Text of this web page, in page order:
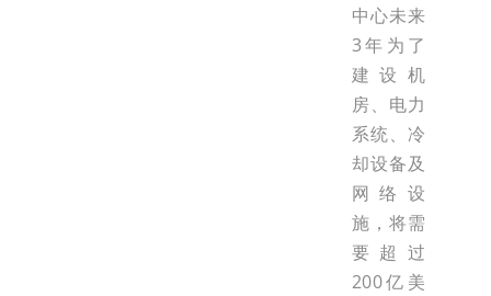
中心未来
3年为了
建设机
房、电力
系统、冷
却设备及
网络设
施，将需
要超过
200亿美